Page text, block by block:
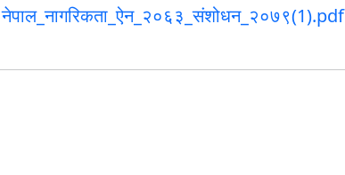
नेपाल_नागरिकता_ऐन_२०६३_संशोधन_२०७९(1).pdf